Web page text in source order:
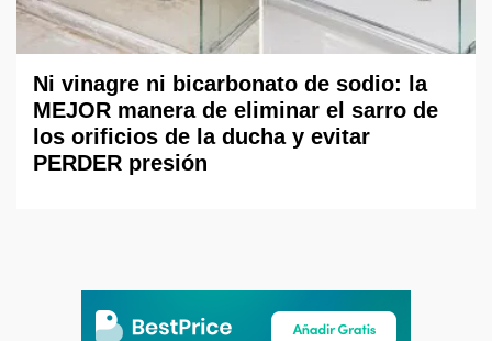
Ni vinagre ni bicarbonato de sodio: la
MEJOR manera de eliminar el sarro de
los orificios de la ducha y evitar
PERDER presión